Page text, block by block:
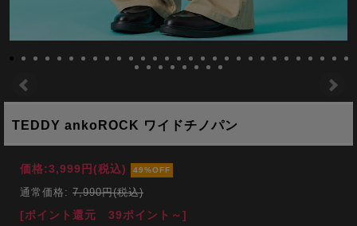
TEDDY ankoROCK ワイドチノパン
価格:3,999円(税込) 49%OFF
通常価格: 7,990円(税込)
[ポイント還元 39ポイント～]